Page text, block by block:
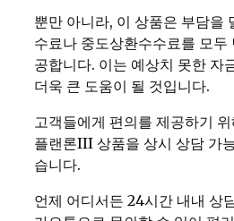
뿐만 아니라, 이 상품은 부담을
수료나 중도상환수수료를 모두
공합니다. 이는 예상치 못한 자
더욱 큰 도움이 될 것입니다.
고객들에게 편의를 제공하기
플랜론III 상품을 상시 상담 가
습니다.
언제 어디서든 24시간 내내 상